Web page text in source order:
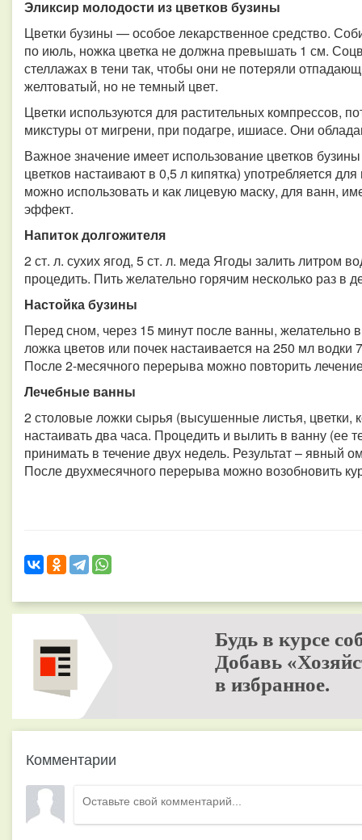
Эликсир молодости из цветков бузины
Цветки бузины — особое лекарственное средство.
по июль, ножка цветка не должна превышать 1 см.
стеллажах в тени так, чтобы они не потеряли
желтоватый, но не темный цвет.
Цветки используются для растительных компрессов,
микстуры от мигрени, при подагре, ишиасе. Они
Важное значение имеет использование цветков
цветков настаивают в 0,5 л кипятка) употребляется
можно использовать и как лицевую маску, для ванн,
эффект.
Напиток долгожителя
2 ст. л. сухих ягод, 5 ст. л. меда Ягоды залить литром
процедить. Пить желательно горячим несколько раз в
Настойка бузины
Перед сном, через 15 минут после ванны, желательно
ложка цветов или почек настаивается на 250 мл
После 2-месячного перерыва можно повторить
Лечебные ванны
2 столовые ложки сырья (высушенные листья, цветки,
настаивать два часа. Процедить и вылить в ванну
принимать в течение двух недель. Результат –
После двухмесячного перерыва можно возобновить
Будь в курсе
Добавь
в избранное.
Комментарии